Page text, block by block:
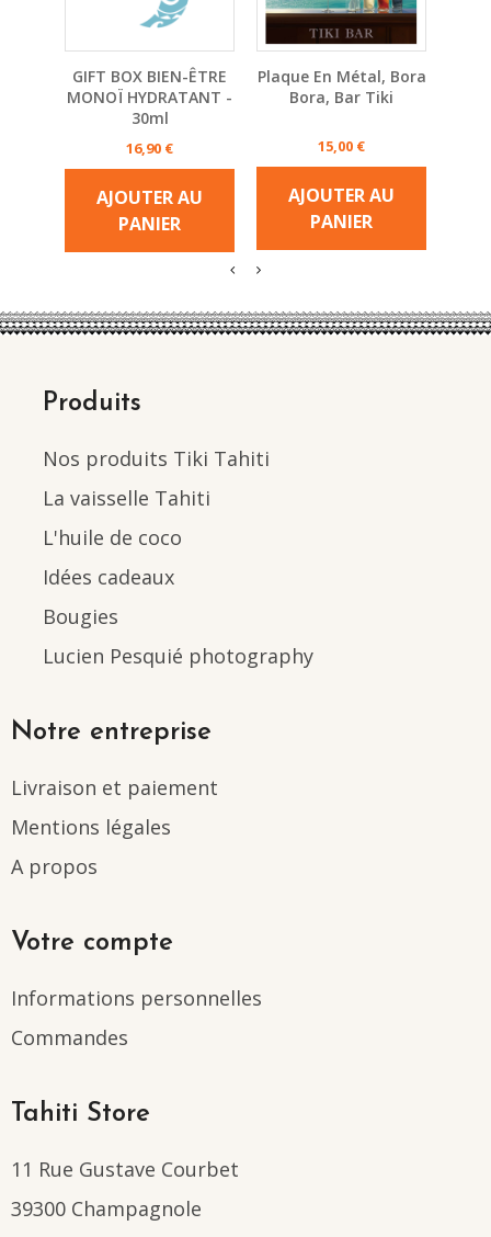
GIFT BOX BIEN-ÊTRE
MONOÏ HYDRATANT -
30ml
Prix
16,90 €
AJOUTER AU
PANIER
Plaque En Métal, Bora
Bora, Bar Tiki
Prix
15,00 €
AJOUTER AU
PANIER
Produits
Nos produits Tiki Tahiti
La vaisselle Tahiti
L'huile de coco
Idées cadeaux
Bougies
Lucien Pesquié photography
Notre entreprise
Livraison et paiement
Mentions légales
A propos
Votre compte
Informations personnelles
Commandes
Tahiti Store
11 Rue Gustave Courbet
39300 Champagnole